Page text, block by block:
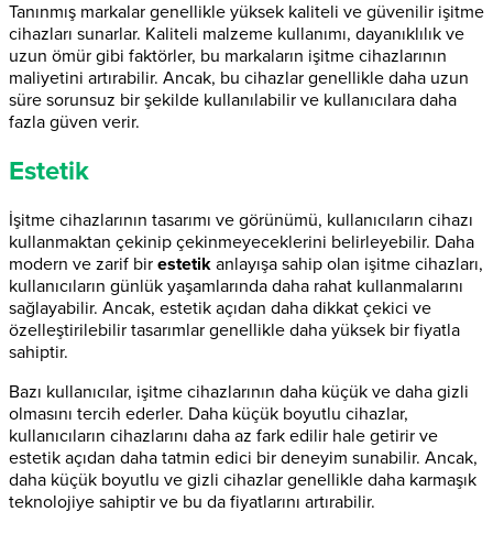
Tanınmış markalar genellikle yüksek kaliteli ve güvenilir işitme
cihazları sunarlar. Kaliteli malzeme kullanımı, dayanıklılık ve
uzun ömür gibi faktörler, bu markaların işitme cihazlarının
maliyetini artırabilir. Ancak, bu cihazlar genellikle daha uzun
süre sorunsuz bir şekilde kullanılabilir ve kullanıcılara daha
fazla güven verir.
Estetik
İşitme cihazlarının tasarımı ve görünümü, kullanıcıların cihazı
kullanmaktan çekinip çekinmeyeceklerini belirleyebilir. Daha
modern ve zarif bir estetik anlayışa sahip olan işitme cihazları,
kullanıcıların günlük yaşamlarında daha rahat kullanmalarını
sağlayabilir. Ancak, estetik açıdan daha dikkat çekici ve
özelleştirilebilir tasarımlar genellikle daha yüksek bir fiyatla
sahiptir.
Bazı kullanıcılar, işitme cihazlarının daha küçük ve daha gizli
olmasını tercih ederler. Daha küçük boyutlu cihazlar,
kullanıcıların cihazlarını daha az fark edilir hale getirir ve
estetik açıdan daha tatmin edici bir deneyim sunabilir. Ancak,
daha küçük boyutlu ve gizli cihazlar genellikle daha karmaşık
teknolojiye sahiptir ve bu da fiyatlarını artırabilir.